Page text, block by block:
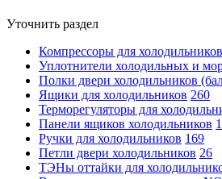
Уточнить раздел
Компрессоры для холодильников
Уплотнители холодильных и
Полки двери холодильников
Ящики для холодильников 260
Терморегуляторы для
Панели ящиков холодильников
Ручки для холодильников 169
Петли двери холодильников 26
ТЭНы оттайки для